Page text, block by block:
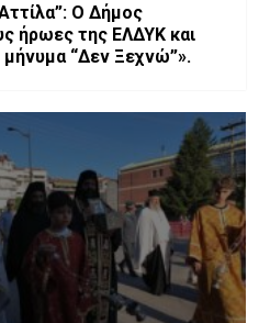
Ο Δήμος
ήρωες της ΕΛΔΥΚ και
“Δεν Ξεχνώ”».